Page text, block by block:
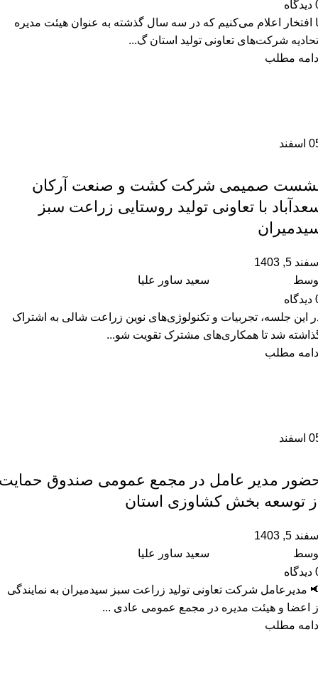
دیدگاه
افتخار اعلام می‌کنیم که در سه سال گذشته به عنوان هیئت مدیره
شرکت‌های تعاونی تولید استان گ...
مطلب
اسفند
صمیمی شرکت کشت و صنعت آرکان
با تعاونی تولید روستایی زراعت سبز
5, 1403
سعید ساور علیا
دیدگاه
این جلسه، تجربیات و تکنولوژی‌های نوین زراعت شالی به اشتراک
شد تا همکاری‌های مشترک تقویت شو...
مطلب
اسفند
مدیر عامل در مجمع عمومی صندوق
توسعه بخش کشاوزی استان
5, 1403
سعید ساور علیا
دیدگاه
مدیرعامل شرکت تعاونی تولید زراعت سبز سیدمیران به نمایندگی
اعضا و هیئت مدیره در مجمع عمومی عادی ...
مطلب